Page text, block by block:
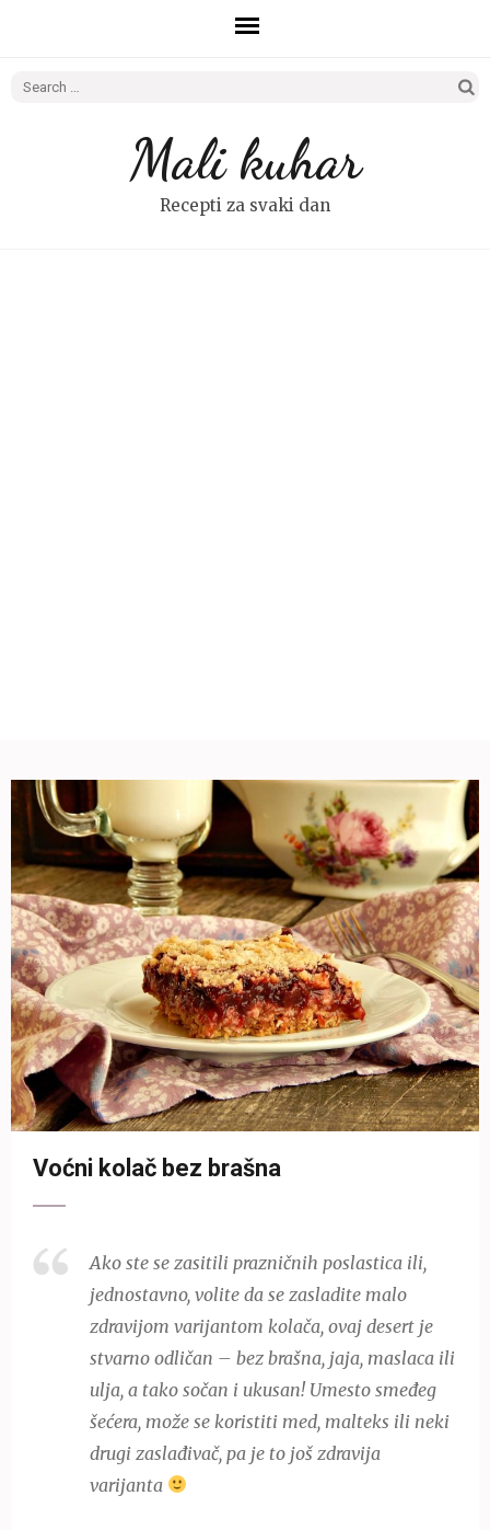
Search
Mali kuhar
Recepti za svaki dan
Voćni kolač bez brašna
Ako ste se zasitili prazničnih poslastica ili,
jednostavno, volite da se zasladite malo
zdravijom varijantom kolača, ovaj desert je
stvarno odličan – bez brašna, jaja, maslaca ili
ulja, a tako sočan i ukusan! Umesto smeđeg
šećera, može se koristiti med, malteks ili neki
drugi zaslađivač, pa je to još zdravija
varijanta